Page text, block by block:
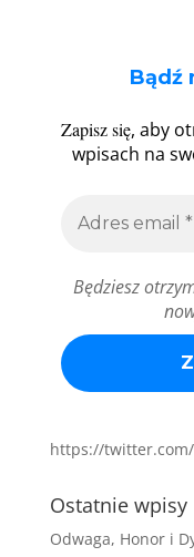
Bądź
Zapisz się, aby
wpisach na
Będziesz
https://
Ostatnie wpisy
Odwaga, Honor i